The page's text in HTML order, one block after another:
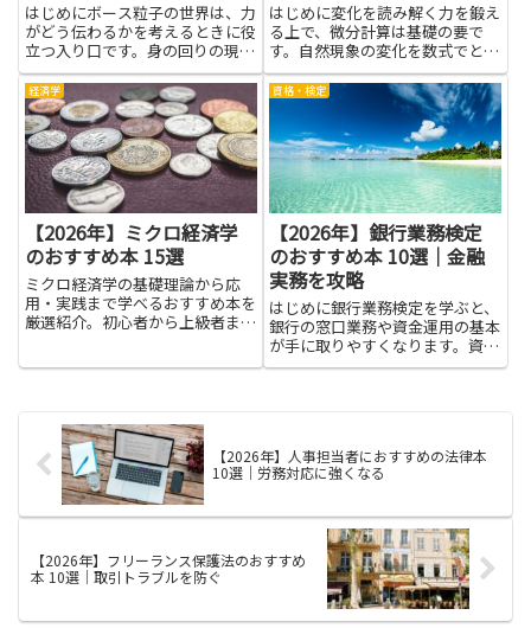
はじめにボース粒子の世界は、力
がどう伝わるかを考えるときに役
立つ入り口です。身の回りの現象
をつなげて説明できるので、中学
生にも分かりやすい言葉で学べま
す。難解な数式を追う前に、粒子
がどう動くと物が動くのか、光が
どう届くのかといった基本を感
じ...
はじめに変化を読み解く力を鍛え
る上で、微分計算は基礎の要で
す。自然現象の変化を数式でとら
えると、速さの変化や曲線の傾
き、関数の挙動が見えやすくな
り、学びが現実の問題解決につな
がっていきます。この記事では、
初心者から学び直したい人まで、
微分計...
経済学
【2026年】ミクロ経済学
のおすすめ本 15選
ミクロ経済学の基礎理論から応
用・実践まで学べるおすすめ本を
厳選紹介。初心者から上級者まで
資格・検定
【2026年】銀行業務検定
のおすすめ本 10選｜金融
実務を攻略
はじめに銀行業務検定を学ぶと、
銀行の窓口業務や資金運用の基本
が手に取りやすくなります。資格
の勉強は難しく感じることもあり
で...
【2026年】人事担当者におすすめの法律本
10選｜労務対応に強くなる
【2026年】フリーランス保護法のおすすめ
本 10選｜取引トラブルを防ぐ